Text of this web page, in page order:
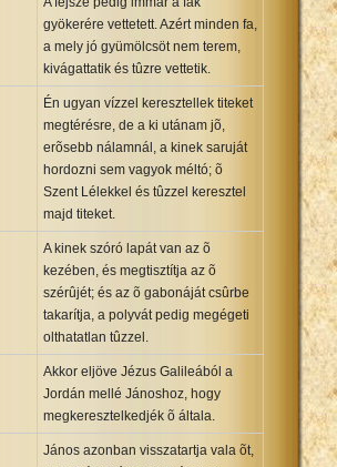
gyökerére vettetett. Azért minden fa,
a mely jó gyümölcsöt nem terem,
kivágattatik és tûzre vettetik.
Én ugyan vízzel keresztellek titeket
megtérésre, de a ki utánam jõ,
erõsebb nálamnál, a kinek saruját
hordozni sem vagyok méltó; õ
Szent Lélekkel és tûzzel keresztel
majd titeket.
A kinek szóró lapát van az õ
kezében, és megtisztítja az õ
szérûjét; és az õ gabonáját csûrbe
takarítja, a polyvát pedig megégeti
olthatatlan tûzzel.
Akkor eljöve Jézus Galileából a
Jordán mellé Jánoshoz, hogy
megkeresztelkedjék õ általa.
János azonban visszatartja vala õt,